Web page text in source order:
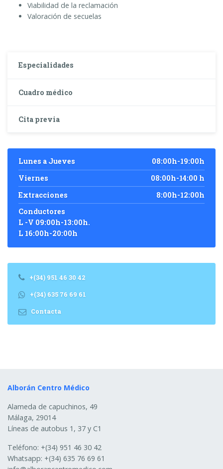
Viabilidad de la reclamación
Valoración de secuelas
Especialidades
Cuadro médico
Cita previa
Lunes a Jueves
08:00h-19:00h
Viernes
08:00h-14:00 h
Extracciones
8:00h-12:00h
Conductores
L -V 09:00h-13:00h.
L 16:00h-20:00h
+(34) 951 46 30 42
+(34) 635 76 69 61
Contacta
Alborán Centro Médico
Alameda de capuchinos, 49
Málaga, 29014
Líneas de autobus 1, 37 y C1
Teléfono: +(34) 951 46 30 42
Whatsapp: +(34) 635 76 69 61